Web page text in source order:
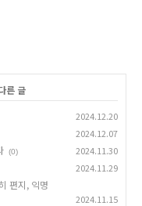
른 글
2024.12.20
2024.12.07
(0) 2024.11.30
2024.11.29
편지, 익명
2024.11.15